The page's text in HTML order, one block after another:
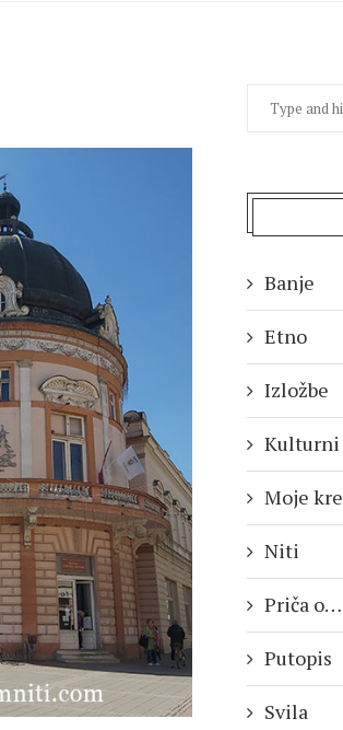
Banje
Etno
Izložbe
Moje
Niti
Priča o…
Putopis
Svila